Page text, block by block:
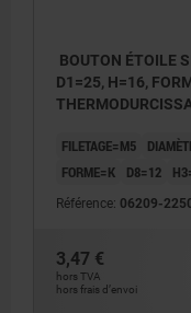
BOUTON ÉTOILE
D1=25, H=16,
FILETAGE=M5
FORME=K
D8=12
Référence: 06209-
3,47 €
hors TVA
hors frais d’envoi